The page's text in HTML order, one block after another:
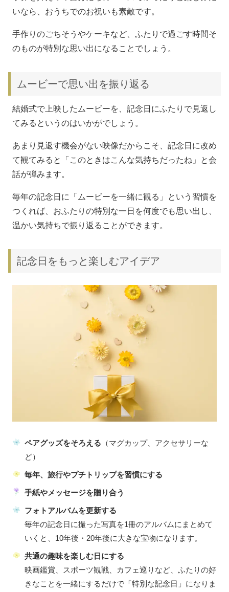
いなら、おうちでのお祝いも素敵です。
手作りのごちそうやケーキなど、ふたりで過ごす時間そ
のものが特別な思い出になることでしょう。
ムービーで思い出を振り返る
結婚式で上映したムービーを、記念日にふたりで見返し
てみるというのはいかがでしょう。
あまり見返す機会がない映像だからこそ、記念日に改め
て観てみると「このときはこんな気持ちだったね」と会
話が弾みます。
毎年の記念日に「ムービーを一緒に観る」という習慣を
つくれば、おふたりの特別な一日を何度でも思い出し、
温かい気持ちで振り返ることができます。
記念日をもっと楽しむアイデア
ペアグッズをそろえる （マグカップ、アクセサリーな
ど）
毎年、旅行やプチトリップを習慣にする
手紙やメッセージを贈り合う
フォトアルバムを更新する
毎年の記念日に撮った写真を1冊のアルバムにまとめて
いくと、10年後・20年後に大きな宝物になります。
共通の趣味を楽しむ日にする
映画鑑賞、スポーツ観戦、カフェ巡りなど、ふたりの好
きなことを一緒にするだけで「特別な記念日」になりま